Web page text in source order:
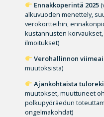
Ennakkoperintä 2025
alkuvuoden menettely,
verokortteihin,
kustannusten
ilmoitukset)
Verohallinnon
muutoksista)
Ajankohtaista
muutokset, muuttuneet
polkupyöräedun
ongelmakohdat)